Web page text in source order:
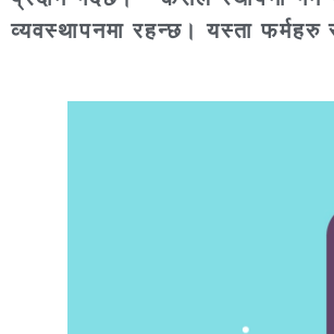
व्यवस्थापनमा रहन्छ। यस्ता फर्महरु